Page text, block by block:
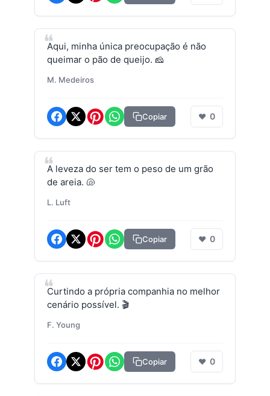
Aqui, minha única preocupação é não
queimar o pão de queijo. 🧀
M. Medeiros
Copiar ❤ 0
A leveza do ser tem o peso de um grão
de areia. 🐚
L. Luft
Copiar ❤ 0
Curtindo a própria companhia no melhor
cenário possível. 🎬
F. Young
Copiar ❤ 0